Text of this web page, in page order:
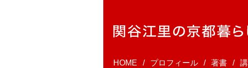
HOME プロフィール 著書